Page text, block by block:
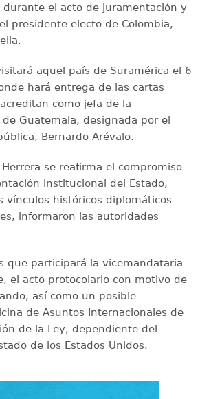
durante el acto de juramentación y
presidente electo de Colombia,
aquel país de Suramérica el 6
hará entrega de las cartas
como jefa de la
de Guatemala, designada por el
Bernardo Arévalo.
se reafirma el compromiso
institucional del Estado,
vínculos históricos diplomáticos
informaron las autoridades
que participará la vicemandataria
el acto protocolario con motivo de
así como un posible
de Asuntos Internacionales de
de la Ley, dependiente del
de los Estados Unidos.